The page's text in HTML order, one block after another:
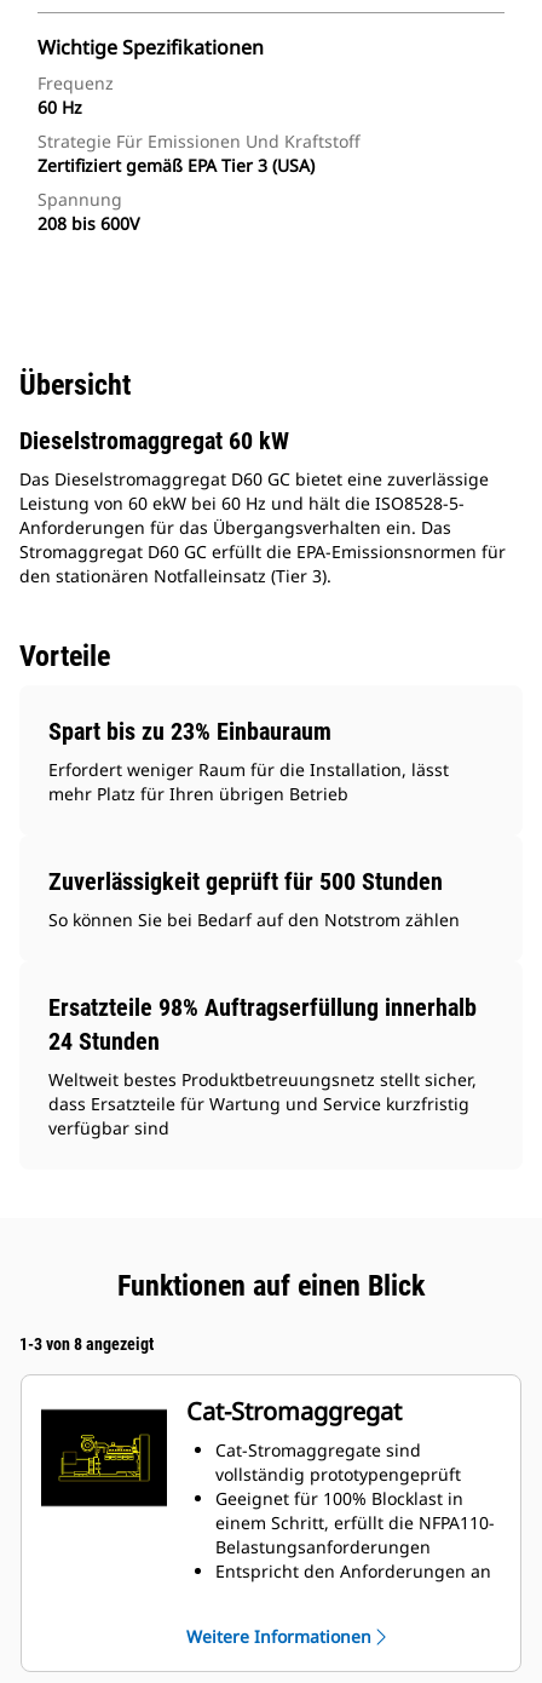
Wichtige Spezifikationen
Frequenz
60 Hz
Strategie Für Emissionen Und Kraftstoff
Zertifiziert gemäß EPA Tier 3 (USA)
Spannung
208 bis 600V
Übersicht
Dieselstromaggregat 60 kW
Das Dieselstromaggregat D60 GC bietet eine zuverlässige
Leistung von 60 ekW bei 60 Hz und hält die ISO8528-5-
Anforderungen für das Übergangsverhalten ein. Das
Stromaggregat D60 GC erfüllt die EPA-Emissionsnormen für
den stationären Notfalleinsatz (Tier 3).
Vorteile
Spart bis zu 23% Einbauraum
Erfordert weniger Raum für die Installation, lässt
mehr Platz für Ihren übrigen Betrieb
Zuverlässigkeit geprüft für 500 Stunden
So können Sie bei Bedarf auf den Notstrom zählen
Ersatzteile 98% Auftragserfüllung innerhalb
24 Stunden
Weltweit bestes Produktbetreuungsnetz stellt sicher,
dass Ersatzteile für Wartung und Service kurzfristig
verfügbar sind
Funktionen auf einen Blick
1-3 von 8 angezeigt
Cat-Stromaggregat
Cat-Stromaggregate sind
vollständig prototypengeprüft
Geeignet für 100% Blocklast in
einem Schritt, erfüllt die NFPA110-
Belastungsanforderungen
Entspricht den Anforderungen an
ISO8528-5
Weitere Informationen